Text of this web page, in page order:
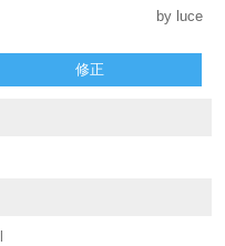
by luce
修正